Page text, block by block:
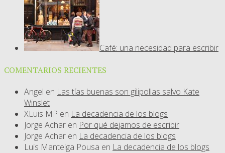
Café: una necesidad para escribir
COMENTARIOS RECIENTES
Angel en Las tías buenas son gilipollas salvo Kate
Winslet
XLuis MP en La decadencia de los blogs
Jorge Achar en Por qué dejamos de escribir
Jorge Achar en La decadencia de los blogs
Luis Manteiga Pousa en La decadencia de los blogs